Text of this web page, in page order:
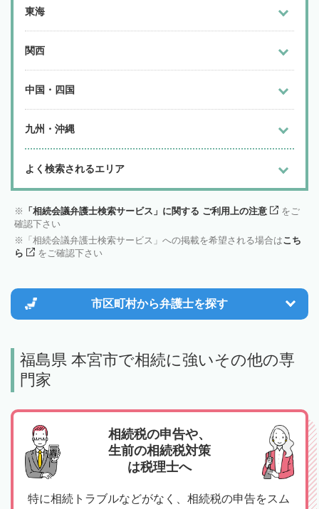
東海
関西
中国・四国
九州・沖縄
よく検索されるエリア
「相続会議弁護士検索サービス」に関する ご利用上の注意
をご
確認下さい
「相続会議弁護士検索サービス」への掲載を希望される場合はこち
ら
をご確認下さい
市区町村から弁護士を探す
福島県 本宮市で相続に強いその他の専
門家
相続税の申告や、
生前の相続税対策
は税理士へ
特に相続トラブルなどがなく、相続税の申告をスム